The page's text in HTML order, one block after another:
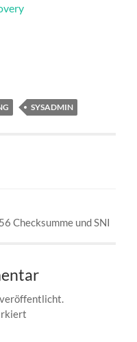
SYSADMIN
Checksumme und SNI